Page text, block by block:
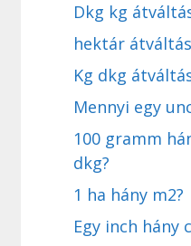
Dkg kg
hektár átváltás
Kg dkg
Mennyi egy
100 gramm
dkg?
1 ha hány m2?
Egy inch hány